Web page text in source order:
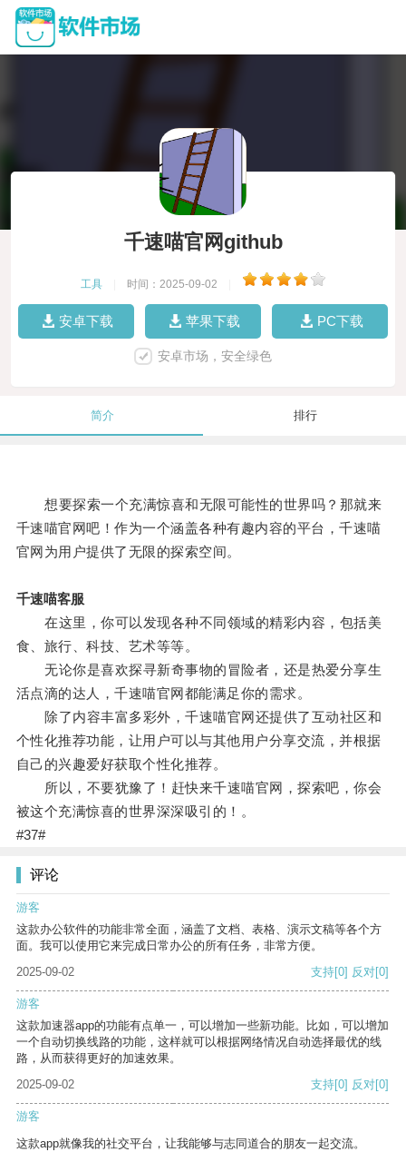
千速喵官网github
工具 时间：2025-09-02
安卓下载 苹果下载 PC下载
安卓市场，安全绿色
简介 排行
想要探索一个充满惊喜和无限可能性的世界吗？那就来
千速喵官网吧！作为一个涵盖各种有趣内容的平台，千速喵
官网为用户提供了无限的探索空间。
千速喵客服
在这里，你可以发现各种不同领域的精彩内容，包括美
食、旅行、科技、艺术等等。
无论你是喜欢探寻新奇事物的冒险者，还是热爱分享生
活点滴的达人，千速喵官网都能满足你的需求。
除了内容丰富多彩外，千速喵官网还提供了互动社区和
个性化推荐功能，让用户可以与其他用户分享交流，并根据
自己的兴趣爱好获取个性化推荐。
所以，不要犹豫了！赶快来千速喵官网，探索吧，你会
被这个充满惊喜的世界深深吸引的！。
#37#
评论
游客
这款办公软件的功能非常全面，涵盖了文档、表格、演示文稿等各个方
面。我可以使用它来完成日常办公的所有任务，非常方便。
2025-09-02
支持[0] 反对[0]
游客
这款加速器app的功能有点单一，可以增加一些新功能。比如，可以增加
一个自动切换线路的功能，这样就可以根据网络情况自动选择最优的线
路，从而获得更好的加速效果。
2025-09-02
支持[0] 反对[0]
游客
这款app就像我的社交平台，让我能够与志同道合的朋友一起交流。